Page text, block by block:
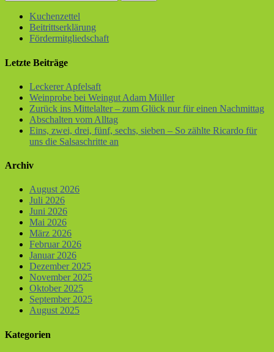
Kuchenzettel
Beitrittserklärung
Fördermitgliedschaft
Letzte Beiträge
Leckerer Apfelsaft
Weinprobe bei Weingut Adam Müller
Zurück ins Mittelalter – zum Glück nur für einen Nachmittag
Abschalten vom Alltag
Eins, zwei, drei, fünf, sechs, sieben – So zählte Ricardo für
uns die Salsaschritte an
Archiv
August 2026
Juli 2026
Juni 2026
Mai 2026
März 2026
Februar 2026
Januar 2026
Dezember 2025
November 2025
Oktober 2025
September 2025
August 2025
Kategorien